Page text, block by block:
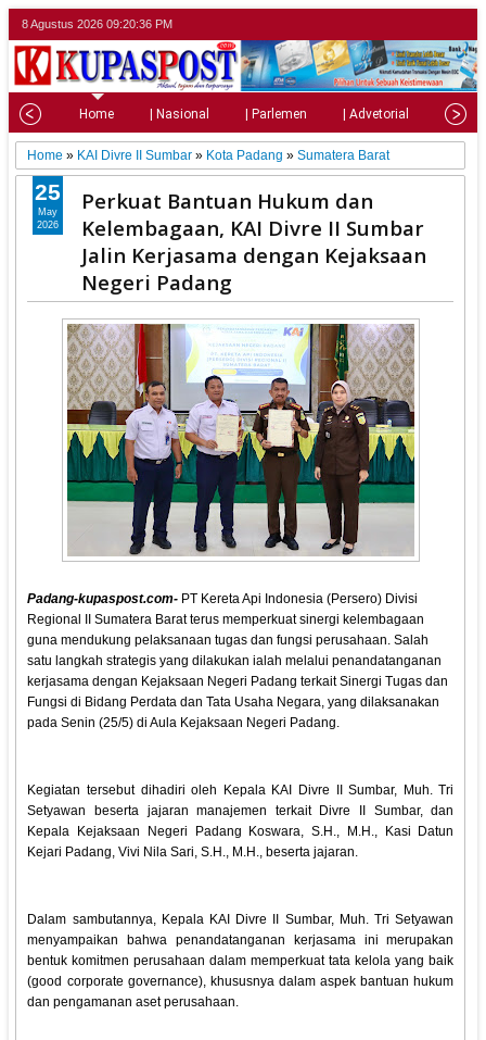
8 Agustus 2026 09:20:38 PM
Home | Nasional | Parlemen | Advetorial |
Home » KAI Divre II Sumbar » Kota Padang »Sumatera Barat
Perkuat Bantuan Hukum dan
Kelembagaan, KAI Divre II Sumbar
Jalin Kerjasama dengan Kejaksaan
Negeri Padang
Padang-kupaspost.com- PT Kereta Api Indonesia (Persero) Divisi
Regional II Sumatera Barat terus memperkuat sinergi kelembagaan
guna mendukung pelaksanaan tugas dan fungsi perusahaan. Salah
satu langkah strategis yang dilakukan ialah melalui penandatanganan
kerjasama dengan Kejaksaan Negeri Padang terkait Sinergi Tugas dan
Fungsi di Bidang Perdata dan Tata Usaha Negara, yang dilaksanakan
pada Senin (25/5) di Aula Kejaksaan Negeri Padang.
Kegiatan tersebut dihadiri oleh Kepala KAI Divre II Sumbar, Muh. Tri
Setyawan beserta jajaran manajemen terkait Divre II Sumbar, dan
Kepala Kejaksaan Negeri Padang Koswara, S.H., M.H., Kasi Datun
Kejari Padang, Vivi Nila Sari, S.H., M.H., beserta jajaran.
Dalam sambutannya, Kepala KAI Divre II Sumbar, Muh. Tri Setyawan
menyampaikan bahwa penandatanganan kerjasama ini merupakan
bentuk komitmen perusahaan dalam memperkuat tata kelola yang baik
(good corporate governance), khususnya dalam aspek bantuan hukum
dan pengamanan aset perusahaan.
25
May
2026